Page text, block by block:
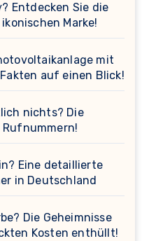
Entdecken Sie die
Marke!
mit
auf einen Blick!
nichts? Die
Eine detaillierte
in Deutschland
Die Geheimnisse
Kosten enthüllt!